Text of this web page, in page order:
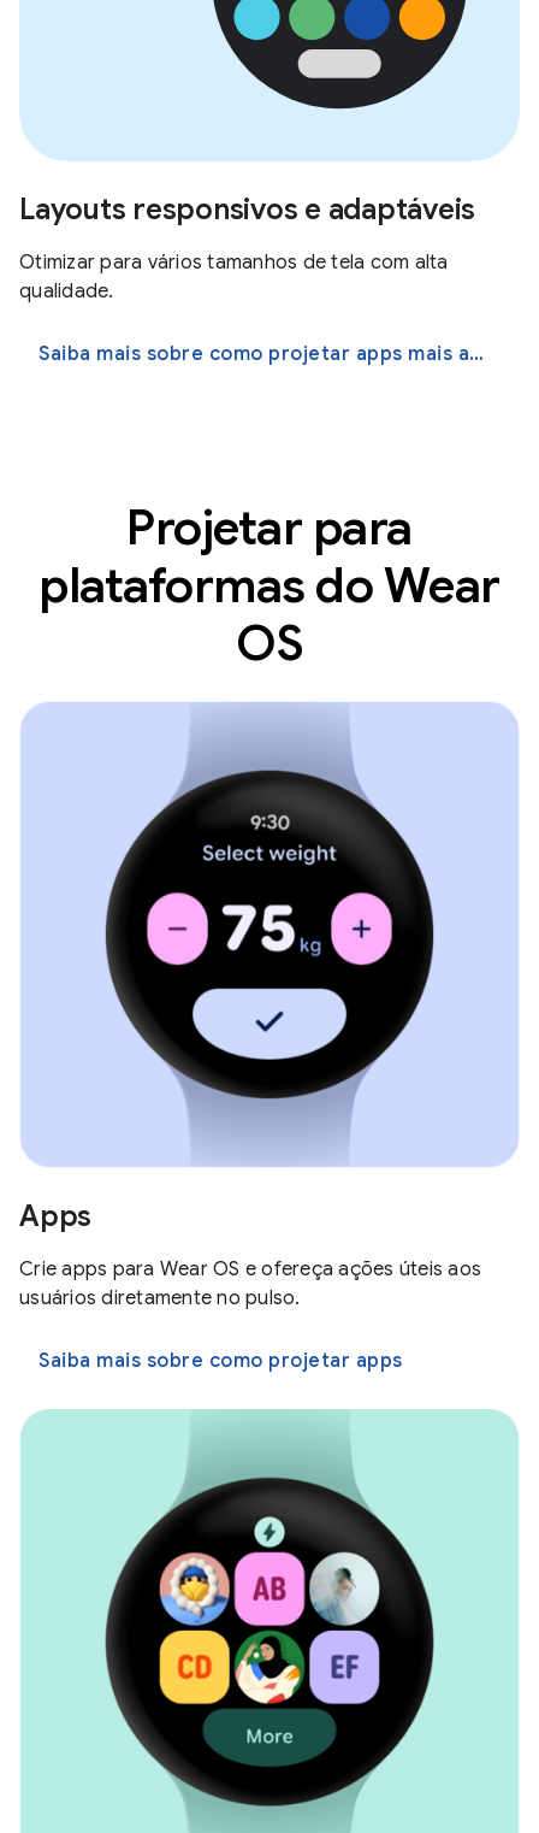
Layouts responsivos e adaptáveis
Otimizar para vários tamanhos de tela com alta
qualidade.
Saiba mais sobre como projetar apps mais adaptáveis
Projetar para
plataformas do Wear
OS
Apps
Crie apps para Wear OS e ofereça ações úteis aos
usuários diretamente no pulso.
Saiba mais sobre como projetar apps